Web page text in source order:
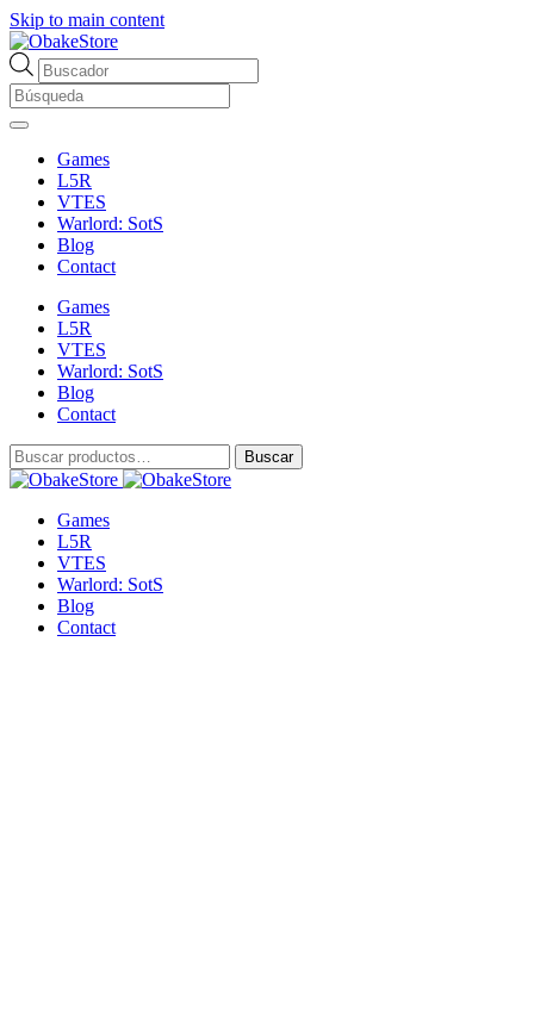
Skip to main content
Búsqueda
de
productos
Games
L5R
VTES
Warlord: SotS
Blog
Contact
Games
L5R
VTES
Warlord: SotS
Blog
Contact
Buscar
por:
Buscar
Games
L5R
VTES
Warlord: SotS
Blog
Contact